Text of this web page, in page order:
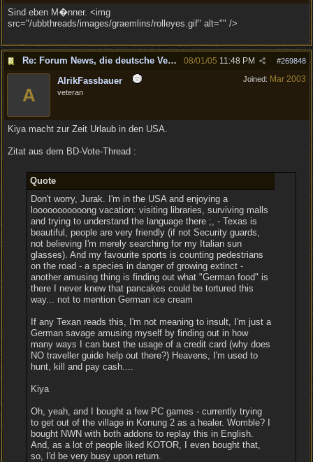
Sind eben M�nner. <img
src="/ubbthreads/images/graemlins/rolleyes.gif" alt="" />
Re: Forum News, die deutsche Version. #269848
08/01/05 11:48 PM
Joined: Mar 2003
A
AlrikFassbauer
veteran
Kiya macht zur Zeit Urlaub in den USA.
Zitat aus dem BD-Vote-Thread :
Quote
Don't worry, Jurak. I'm in the USA and enjoying a
looooooooooong vacation: visiting libraries, surviving malls
and trying to understand the language there ;, - Texas is
beautiful, people are very friendly (if not Security guards,
not believing I'm merely searching for my Italian sun
glasses). And my favourite sports is counting pedestrians
on the road - a species in danger of growing extinct -
another amusing thing is finding out what "German food" is
there I never knew that pancakes could be tortured this
way... not to mention German ice cream
If any Texan reads this, I'm not meaning to insult, I'm just a
German savage amusing myself by finding out in how
many ways I can bust the usage of a credit card (why does
NO traveller guide help out there?) Heavens, I'm used to
hunt, kill and pay cash....
Kiya
Oh, yeah, and I bought a few PC games - currently trying
to get out of the village in Konung 2 as a healer. Womble? I
bought NWN with both addons to replay this in English.
And, as a lot of people liked KOTOR, I even bought that,
so, I'd be very busy upon return.